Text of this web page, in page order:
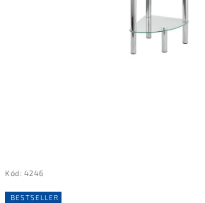
Kód: 4246
BESTSELLER